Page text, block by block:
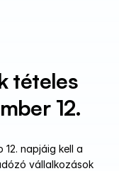
tételes
12.
napjáig kell a
vállalkozások